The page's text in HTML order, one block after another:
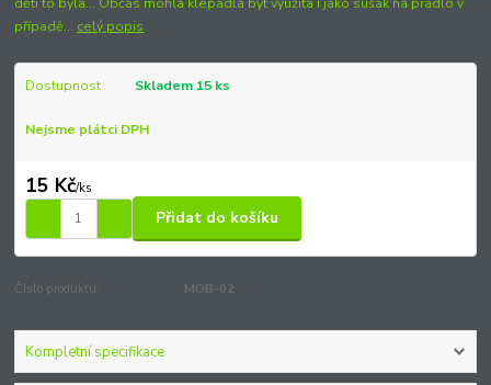
děti to byla... Občas mohla klepadla být využita i jako sušák na prádlo v
případě... celý popis
Dostupnost Skladem 15 ks
Nejsme plátci DPH
15 Kč/ks
Přidat do košíku
Číslo produktu: MOB-02
Kompletní specifikace